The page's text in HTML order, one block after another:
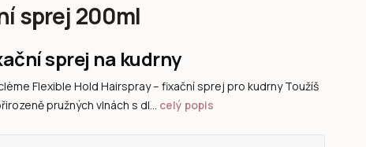
sprej 200ml
sprej na kudrny
Flexible Hold Hairspray – fixační sprej pro kudrny Toužíš
pružných vlnách s dl... celý popis